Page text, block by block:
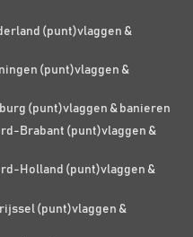
(punt)vlaggen &
(punt)vlaggen &
(punt)vlaggen & banieren
Brabant (punt)vlaggen &
Holland (punt)vlaggen &
(punt)vlaggen &